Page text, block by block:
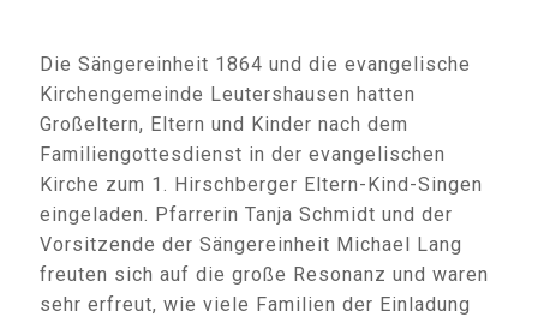
Die Sängereinheit 1864 und die evangelische
Kirchengemeinde Leutershausen hatten
Großeltern, Eltern und Kinder nach dem
Familiengottesdienst in der evangelischen
Kirche zum 1. Hirschberger Eltern-Kind-Singen
eingeladen. Pfarrerin Tanja Schmidt und der
Vorsitzende der Sängereinheit Michael Lang
freuten sich auf die große Resonanz und waren
sehr erfreut, wie viele Familien der Einladung